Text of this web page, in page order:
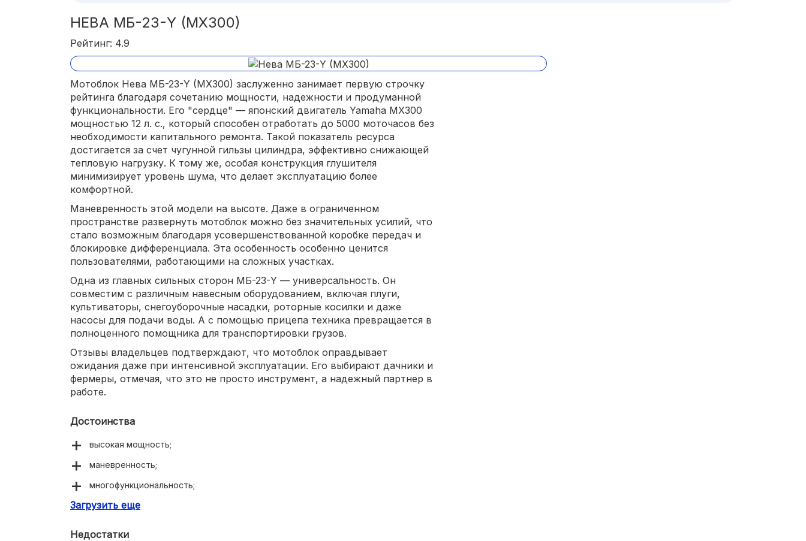
НЕВА МБ-23-Y (MX300)
Рейтинг: 4.9
Мотоблок Нева МБ-23-Y (MX300) заслуженно занимает первую строчку
рейтинга благодаря сочетанию мощности, надежности и продуманной
функциональности. Его "сердце" — японский двигатель Yamaha MX300
мощностью 12 л. с., который способен отработать до 5000 моточасов без
необходимости капитального ремонта. Такой показатель ресурса
достигается за счет чугунной гильзы цилиндра, эффективно снижающей
тепловую нагрузку. К тому же, особая конструкция глушителя
минимизирует уровень шума, что делает эксплуатацию более
комфортной.
Маневренность этой модели на высоте. Даже в ограниченном
пространстве развернуть мотоблок можно без значительных усилий, что
стало возможным благодаря усовершенствованной коробке передач и
блокировке дифференциала. Эта особенность особенно ценится
пользователями, работающими на сложных участках.
Одна из главных сильных сторон МБ-23-Y — универсальность. Он
совместим с различным навесным оборудованием, включая плуги,
культиваторы, снегоуборочные насадки, роторные косилки и даже
насосы для подачи воды. А с помощью прицепа техника превращается в
полноценного помощника для транспортировки грузов.
Отзывы владельцев подтверждают, что мотоблок оправдывает
ожидания даже при интенсивной эксплуатации. Его выбирают дачники и
фермеры, отмечая, что это не просто инструмент, а надежный партнер в
работе.
Достоинства
высокая мощность;
маневренность;
многофункциональность;
надежность.
Загрузить еще
Недостатки